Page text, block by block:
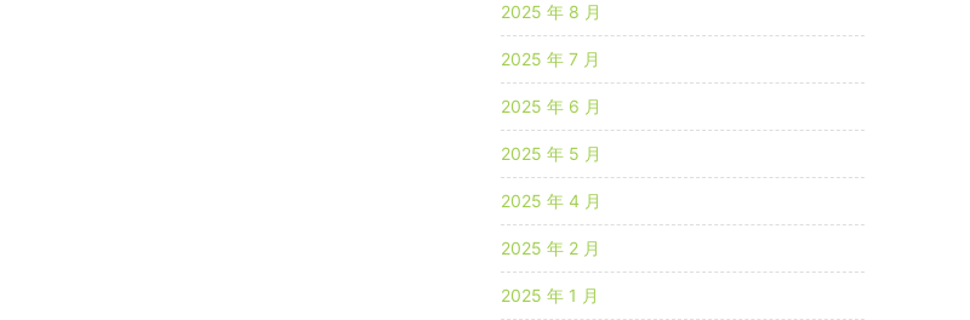
2025 年 8 月
2025 年 7 月
2025 年 6 月
2025 年 5 月
2025 年 4 月
2025 年 2 月
2025 年 1 月